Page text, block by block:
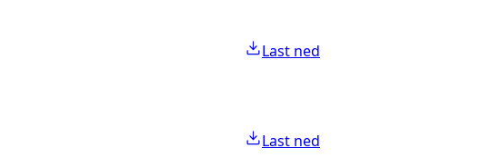
Last ned
Last ned